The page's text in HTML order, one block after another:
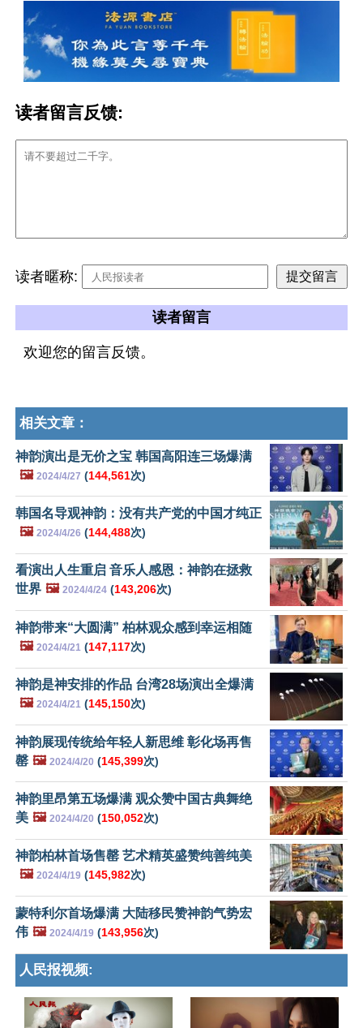
读者留言反馈:
读者暱称:
读者留言
欢迎您的留言反馈。
相关文章：
神韵演出是无价之宝 韩国高阳连三场爆满
🖼️ 2024/4/27 (144,561次)
韩国名导观神韵：没有共产党的中国才纯正
🖼️ 2024/4/26 (144,488次)
看演出人生重启 音乐人感恩：神韵在拯救
世界 🖼️ 2024/4/24 (143,206次)
神韵带来“大圆满” 柏林观众感到幸运相随
🖼️ 2024/4/21 (147,117次)
神韵是神安排的作品 台湾28场演出全爆满
🖼️ 2024/4/21 (145,150次)
神韵展现传统给年轻人新思维 彰化场再售
罄 🖼️ 2024/4/20 (145,399次)
神韵里昂第五场爆满 观众赞中国古典舞绝
美 🖼️ 2024/4/20 (150,052次)
神韵柏林首场售罄 艺术精英盛赞纯善纯美
🖼️ 2024/4/19 (145,982次)
蒙特利尔首场爆满 大陆移民赞神韵气势宏
伟 🖼️ 2024/4/19 (143,956次)
人民报视频: